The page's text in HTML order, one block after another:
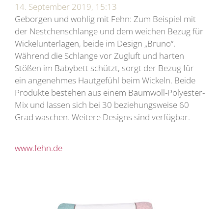
14. September 2019, 15:13
Geborgen und wohlig mit Fehn: Zum Beispiel mit
der Nestchenschlange und dem weichen Bezug für
Wickelunterlagen, beide im Design „Bruno“.
Während die Schlange vor Zugluft und harten
Stößen im Babybett schützt, sorgt der Bezug für
ein angenehmes Hautgefühl beim Wickeln. Beide
Produkte bestehen aus einem Baumwoll-Polyester-
Mix und lassen sich bei 30 beziehungsweise 60
Grad waschen. Weitere Designs sind verfügbar.
www.fehn.de